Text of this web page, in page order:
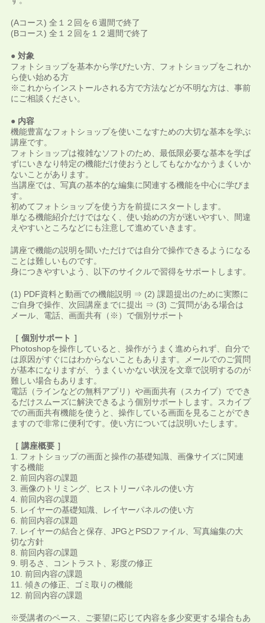
(Aコース) 全１２回を６週間で終了
(Bコース) 全１２回を１２週間で終了
● 対象
フォトショップを基本から学びたい方、フォトショップをこれか
ら使い始める方
※これからインストールされる方で方法などが不明な方は、事前
にご相談ください。
● 内容
機能豊富なフォトショップを使いこなすための大切な基本を学ぶ
講座です。
フォトショップは複雑なソフトのため、最低限必要な基本を学ば
ずにいきなり特定の機能だけ使おうとしてもなかなかうまくいか
ないことがあります。
当講座では、写真の基本的な編集に関連する機能を中心に学びま
す。
初めてフォトショップを使う方を前提にスタートします。
単なる機能紹介だけではなく、使い始めの方が迷いやすい、間違
えやすいところなどにも注意して進めていきます。
講座で機能の説明を聞いただけでは自分で操作できるようになる
ことは難しいものです。
身につきやすいよう、以下のサイクルで習得をサポートします。
(1) PDF資料と動画での機能説明 ⇒ (2) 課題提出のために実際に
ご自身で操作、次回講座までに提出 ⇒ (3) ご質問がある場合は
メール、電話、画面共有（※）で個別サポート
［ 個別サポート ］
Photoshopを操作していると、操作がうまく進められず、自分で
は原因がすぐにはわからないこともあります。メールでのご質問
が基本になりますが、うまくいかない状況を文章で説明するのが
難しい場合もあります。
電話（ラインなどの無料アプリ）や画面共有（スカイプ）ででき
るだけスムーズに解決できるよう個別サポートします。スカイプ
での画面共有機能を使うと、操作している画面を見ることができ
ますので非常に便利です。使い方については説明いたします。
［ 講座概要 ］
1. フォトショップの画面と操作の基礎知識、画像サイズに関連
する機能
2. 前回内容の課題
3. 画像のトリミング、ヒストリーパネルの使い方
4. 前回内容の課題
5. レイヤーの基礎知識、レイヤーパネルの使い方
6. 前回内容の課題
7. レイヤーの結合と保存、JPGとPSDファイル、写真編集の大
切な方針
8. 前回内容の課題
9. 明るさ、コントラスト、彩度の修正
10. 前回内容の課題
11. 傾きの修正、ゴミ取りの機能
12. 前回内容の課題
※受講者のペース、ご要望に応じて内容を多少変更する場合もあ